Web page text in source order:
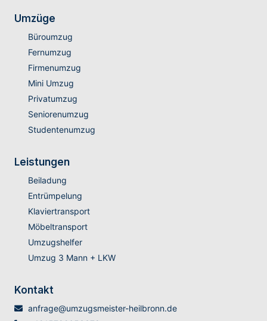
Umzüge
Büroumzug
Fernumzug
Firmenumzug
Mini Umzug
Privatumzug
Seniorenumzug
Studentenumzug
Leistungen
Beiladung
Entrümpelung
Klaviertransport
Möbeltransport
Umzugshelfer
Umzug 3 Mann + LKW
Kontakt
anfrage@umzugsmeister-heilbronn.de